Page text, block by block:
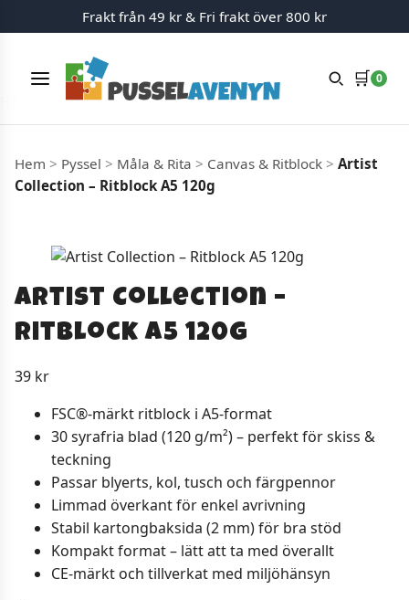
Hoppa till innehåll
Frakt från 49 kr & Fri frakt över 800 kr
Meny 🛒 0
Hem > Pyssel > Måla & Rita > Canvas & Ritblock > Artist
Collection – Ritblock A5 120g
Artist Collection –
Ritblock A5 120g
39 kr
FSC®-märkt ritblock i A5-format
30 syrafria blad (120 g/m²) – perfekt för skiss &
teckning
Passar blyerts, kol, tusch och färgpennor
Limmad överkant för enkel avrivning
Stabil kartongbaksida (2 mm) för bra stöd
Kompakt format – lätt att ta med överallt
CE-märkt och tillverkat med miljöhänsyn